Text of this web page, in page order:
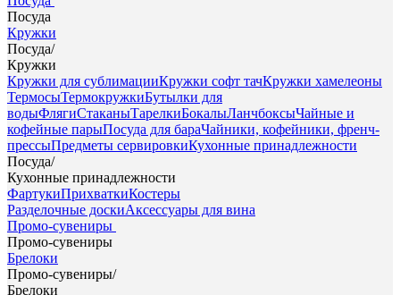
Посуда
Кружки
Посуда/
Кружки
Кружки для сублимацииКружки софт тачКружки хамелеоны
ТермосыТермокружкиБутылки для
водыФлягиСтаканыТарелкиБокалыЛанчбоксыЧайные и
кофейные парыПосуда для бараЧайники, кофейники, френч-
прессыПредметы сервировкиКухонные принадлежности
Посуда/
Кухонные принадлежности
ФартукиПрихваткиКостеры
Разделочные доскиАксессуары для вина
Промо-сувениры
Промо-сувениры
Брелоки
Промо-сувениры/
Брелоки